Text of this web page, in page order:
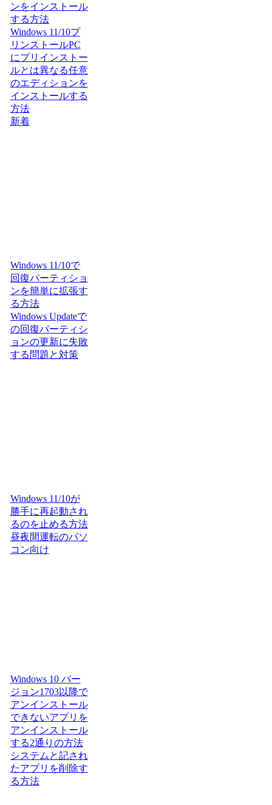
ンをインストール
する方法
Windows 11/10プ
リンストールPC
にプリインストー
ルとは異なる任意
のエディションを
インストールする
方法
新着
Windows 11/10で
回復パーティショ
ンを簡単に拡張す
る方法
Windows Updateで
の回復パーティシ
ョンの更新に失敗
する問題と対策
Windows 11/10が
勝手に再起動され
るのを止める方法
昼夜間運転のパソ
コン向け
Windows 10 バー
ジョン1703以降で
アンインストール
できないアプリを
アンインストール
する2通りの方法
システムと記され
たアプリを削除す
る方法